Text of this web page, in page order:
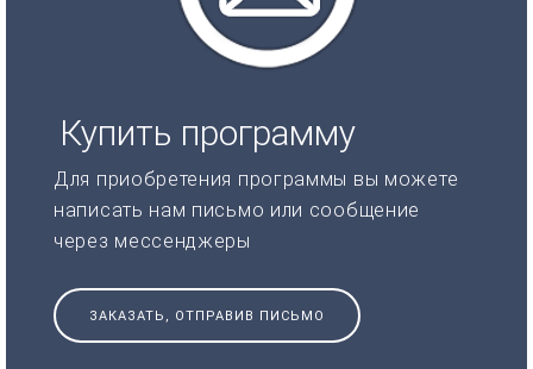
Купить программу
Для приобретения программы вы можете
написать нам письмо или сообщение
через мессенджеры
ЗАКАЗАТЬ, ОТПРАВИВ ПИСЬМО